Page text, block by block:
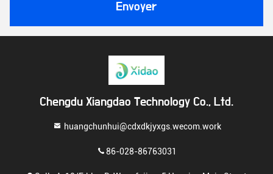
Envoyer
Chengdu Xiangdao Technology Co., Ltd.
huangchunhui@cdxdkjyxgs.wecom.work
86-028-86763031